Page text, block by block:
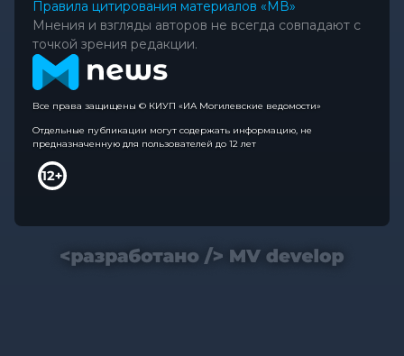
Правила цитирования материалов «МВ»
Мнения и взгляды авторов не всегда совпадают с
точкой зрения редакции.
Все права защищены © КИУП «ИА Могилевские ведомости»
Отдельные публикации могут содержать информацию, не
предназначенную для пользователей до 12 лет